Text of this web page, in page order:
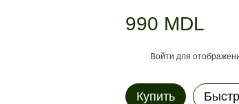
990 MDL
Войти для
Купить